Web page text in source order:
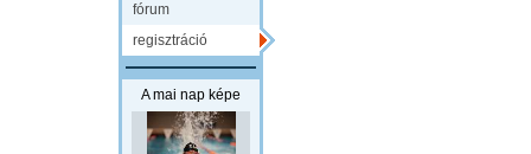
fórum
regisztráció
A mai nap képe